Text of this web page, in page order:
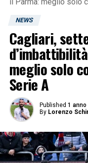
NEWS
Cagliari,
meglio solo
Serie A
Published 1 anno
By Lorenzo